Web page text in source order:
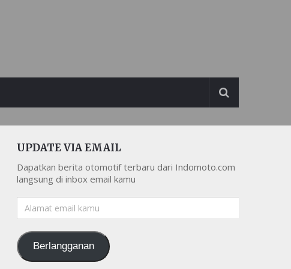
UPDATE VIA EMAIL
Dapatkan berita otomotif terbaru dari Indomoto.com
langsung di inbox email kamu
Alamat
email
Berlangganan